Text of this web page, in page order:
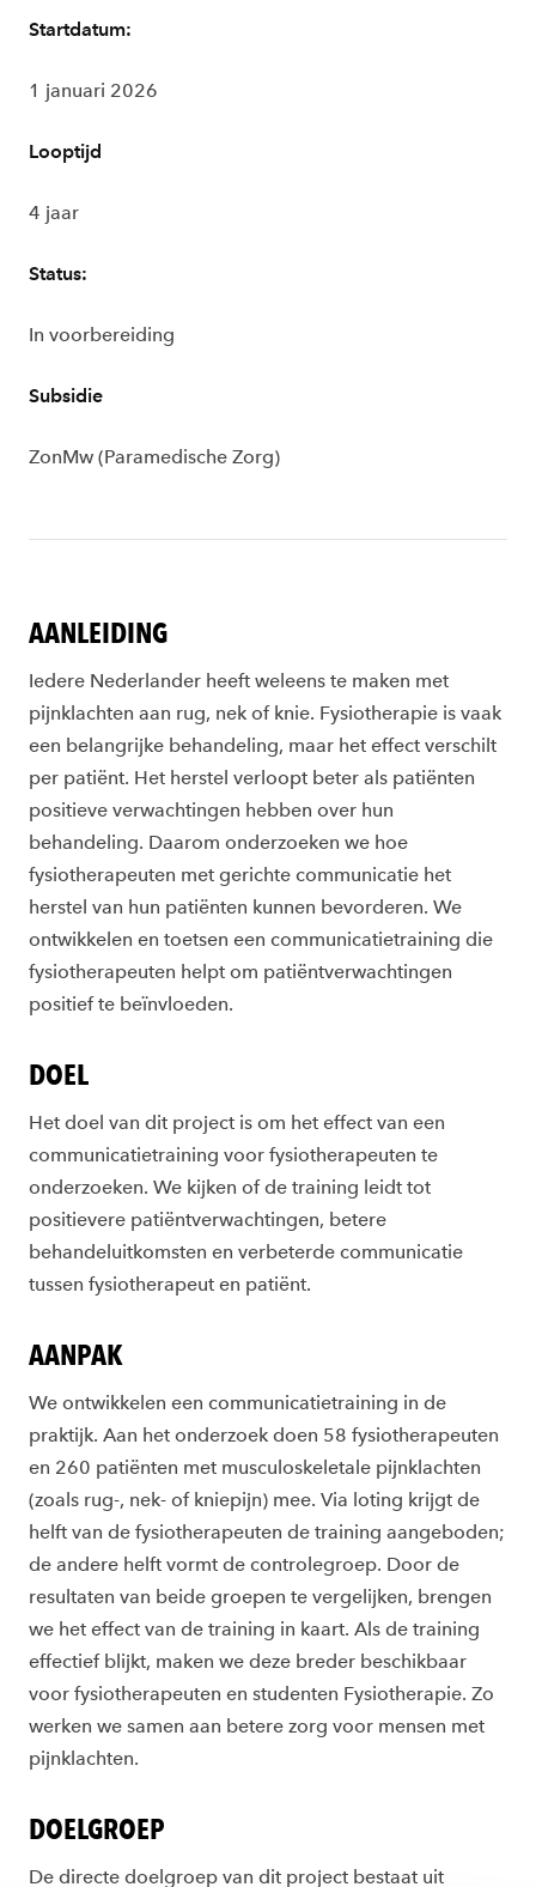
Startdatum:
1 januari 2026
Looptijd
4 jaar
Status:
In voorbereiding
Subsidie
ZonMw (Paramedische Zorg)
AANLEIDING
Iedere Nederlander heeft weleens te maken met
pijnklachten aan rug, nek of knie. Fysiotherapie is vaak
een belangrijke behandeling, maar het effect verschilt
per patiënt. Het herstel verloopt beter als patiënten
positieve verwachtingen hebben over hun
behandeling. Daarom onderzoeken we hoe
fysiotherapeuten met gerichte communicatie het
herstel van hun patiënten kunnen bevorderen. We
ontwikkelen en toetsen een communicatietraining die
fysiotherapeuten helpt om patiëntverwachtingen
positief te beïnvloeden.
DOEL
Het doel van dit project is om het effect van een
communicatietraining voor fysiotherapeuten te
onderzoeken. We kijken of de training leidt tot
positievere patiëntverwachtingen, betere
behandeluitkomsten en verbeterde communicatie
tussen fysiotherapeut en patiënt.
AANPAK
We ontwikkelen een communicatietraining in de
praktijk. Aan het onderzoek doen 58 fysiotherapeuten
en 260 patiënten met musculoskeletale pijnklachten
(zoals rug-, nek- of kniepijn) mee. Via loting krijgt de
helft van de fysiotherapeuten de training aangeboden;
de andere helft vormt de controlegroep. Door de
resultaten van beide groepen te vergelijken, brengen
we het effect van de training in kaart. Als de training
effectief blijkt, maken we deze breder beschikbaar
voor fysiotherapeuten en studenten Fysiotherapie. Zo
werken we samen aan betere zorg voor mensen met
pijnklachten.
DOELGROEP
De directe doelgroep van dit project bestaat uit